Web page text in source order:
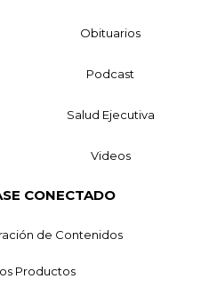
Obituarios
Podcast
Salud Ejecutiva
Videos
CONECTADO
de Contenidos
Productos